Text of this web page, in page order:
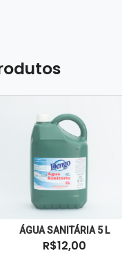
ÁGUA SANITÁRIA 5 L
R$12,00